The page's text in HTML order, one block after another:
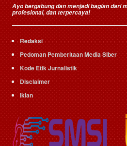
Ayo bergabung dan menjadi bagian dari
profesional, dan terpercaya!
Redaksi
Pedoman Pemberitaan Media Siber
Kode Etik Jurnalistik
Disclaimer
Iklan